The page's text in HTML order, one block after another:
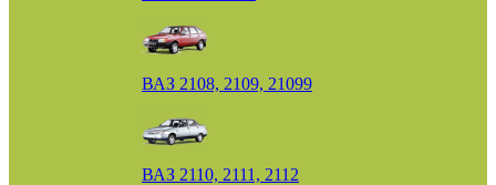
ВАЗ 2108, 2109, 21099
ВАЗ 2110, 2111, 2112